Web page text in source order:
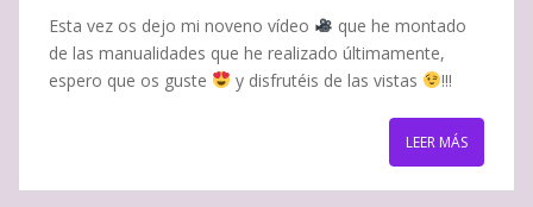
Esta vez os dejo mi noveno vídeo
que he montado
de las manualidades que he realizado últimamente,
espero que os guste
y disfrutéis de las vistas !!!
LEER MÁS